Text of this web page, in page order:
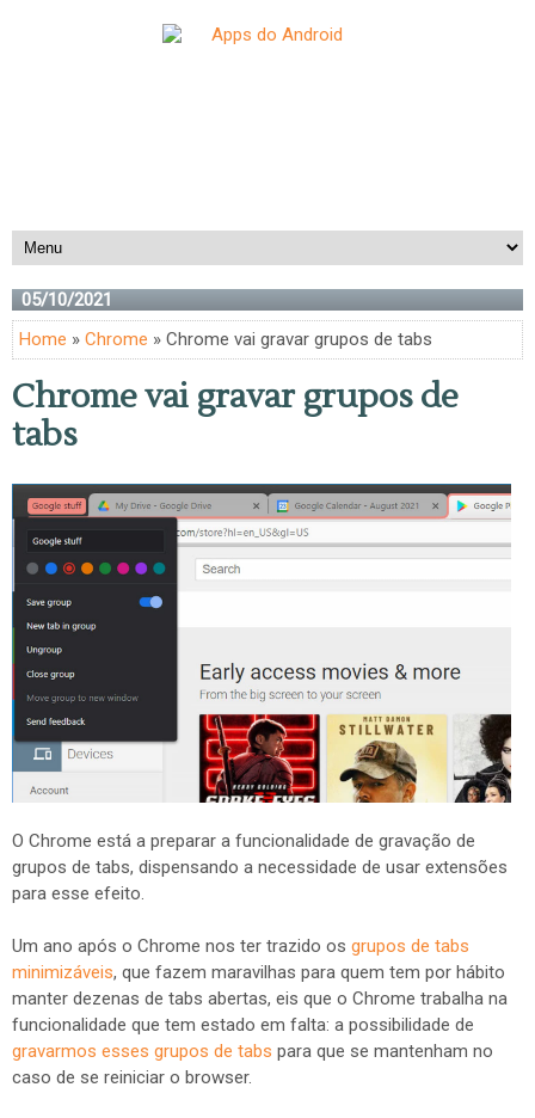
05/10/2021
Home » Chrome » Chrome vai gravar grupos de tabs
Chrome vai gravar grupos de
tabs
O Chrome está a preparar a funcionalidade de gravação de
grupos de tabs, dispensando a necessidade de usar extensões
para esse efeito.
Um ano após o Chrome nos ter trazido os grupos de tabs
minimizáveis, que fazem maravilhas para quem tem por hábito
manter dezenas de tabs abertas, eis que o Chrome trabalha na
funcionalidade que tem estado em falta: a possibilidade de
gravarmos esses grupos de tabs para que se mantenham no
caso de se reiniciar o browser.